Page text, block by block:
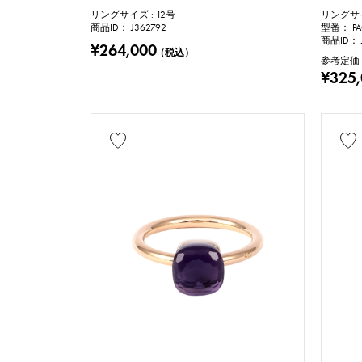
チェーンサイズ
付属品
リングサイズ : 12号
商品ID： J362792
¥264,000（税込）
リング
型番：
商品ID：
参考定価